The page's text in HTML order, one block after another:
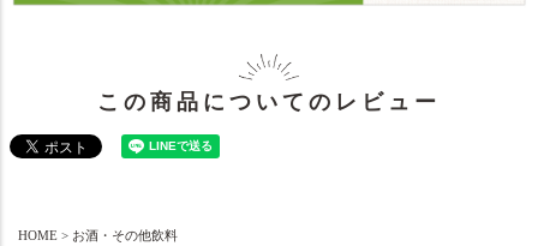
この商品についてのレビュー
HOME
お酒・その他飲料